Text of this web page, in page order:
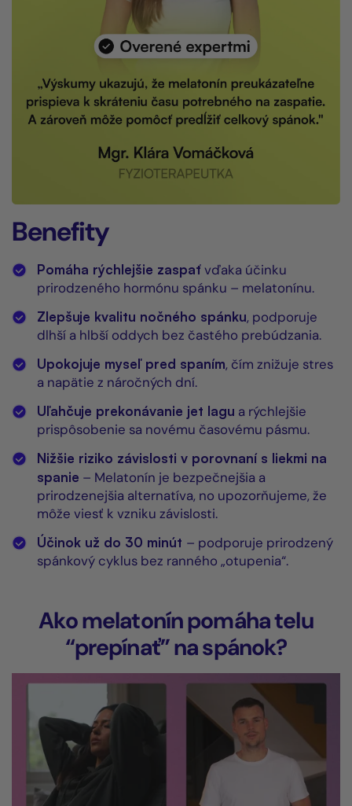
Benefity
Pomáha rýchlejšie zaspaťvďaka účinku
prirodzeného hormónu spánku – melatonínu.
Zlepšuje kvalitu nočného spánku, podporuje
dlhší a hlbší oddych bez častého prebúdzania.
Upokojuje myseľ pred spaním, čím znižuje stres
a napätie z náročných dní.
Uľahčuje prekonávanie jet lagu a rýchlejšie
prispôsobenie sa novému časovému pásmu.
Nižšie riziko závislosti v porovnaní s liekmi na
spanie – Melatonín je bezpečnejšia a
prirodzenejšia alternatíva, no upozorňujeme, že
môže viesť k vzniku závislosti.
Účinok už do 30 minút – podporuje prirodzený
spánkový cyklus bez ranného „otupenia“.
Ako melatonín pomáha telu
“prepínať” na spánok?